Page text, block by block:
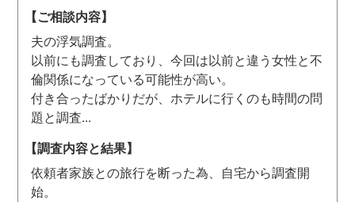
【ご相談内容】
夫の浮気調査。
以前にも調査しており、今回は以前と違う女性と不
倫関係になっている可能性が高い。
付き合ったばかりだが、ホテルに行くのも時間の問
題と調査...
【調査内容と結果】
依頼者家族との旅行を断った為、自宅から調査開
始。